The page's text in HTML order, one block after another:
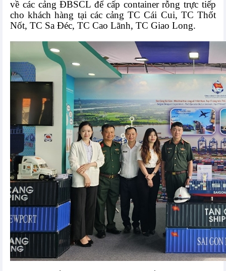
về các cảng ĐBSCL để cấp container rỗng trực tiếp
cho khách hàng tại các cảng TC Cái Cui, TC Thốt
Nốt, TC Sa Đéc, TC Cao Lãnh, TC Giao Long.